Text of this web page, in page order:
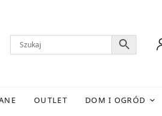
OUTLET DOM I OGRÓD